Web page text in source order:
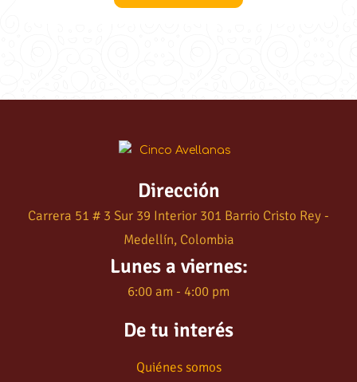
Dirección
Carrera 51 # 3 Sur 39 Interior 301 Barrio Cristo Rey -
Medellín, Colombia
Lunes a viernes:
6:00 am - 4:00 pm
De tu interés
Quiénes somos